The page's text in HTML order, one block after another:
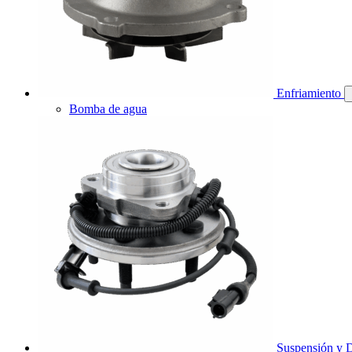
Enfriamiento
Bomba de agua
Suspensión y